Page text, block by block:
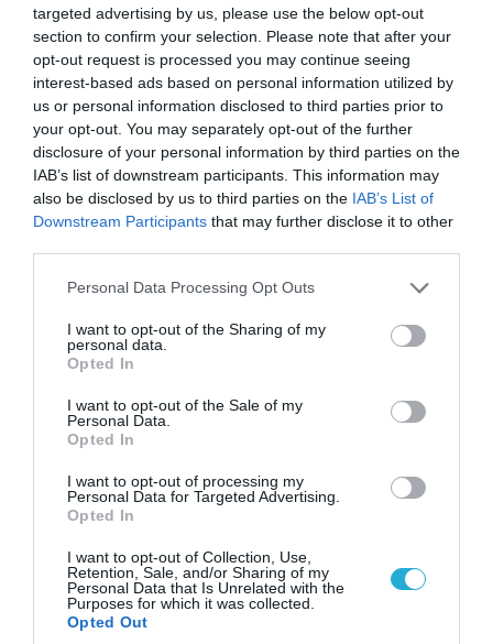
targeted advertising by us, please use the below opt-out
section to confirm your selection. Please note that after your
opt-out request is processed you may continue seeing
interest-based ads based on personal information utilized by
us or personal information disclosed to third parties prior to
your opt-out. You may separately opt-out of the further
disclosure of your personal information by third parties on the
IAB’s list of downstream participants. This information may
also be disclosed by us to third parties on the IAB’s List of
Downstream Participants that may further disclose it to other
Please note that this website/app uses one or more Google
not limited to your visit or usage behaviour. You may click to
grant or deny consent to Google and its third-party tags to
use your data for below specified purposes in below Google
consent section.
Personal Data Processing Opt Outs
I want to opt-out of the Sharing of my
personal data.
Opted In
I want to opt-out of the Sale of my
Personal Data.
Opted In
I want to opt-out of processing my
Personal Data for Targeted Advertising.
Opted In
I want to opt-out of Collection, Use,
Retention, Sale, and/or Sharing of my
Personal Data that Is Unrelated with the
Purposes for which it was collected.
Opted Out
Στο Βελιγράδι ο Β.Ζελένσκι: «Πρέπει να
αποσπάσουμε τους Σέρβους από το
στρατόπεδο της Ρωσίας»